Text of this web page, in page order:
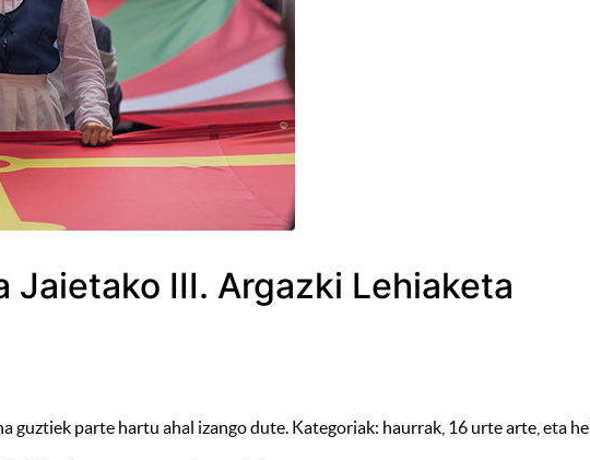
Jaietako III. Argazki Lehiaketa
guztiek parte hartu ahal izango dute. Kategoriak: haurrak, 16 urte arte, eta